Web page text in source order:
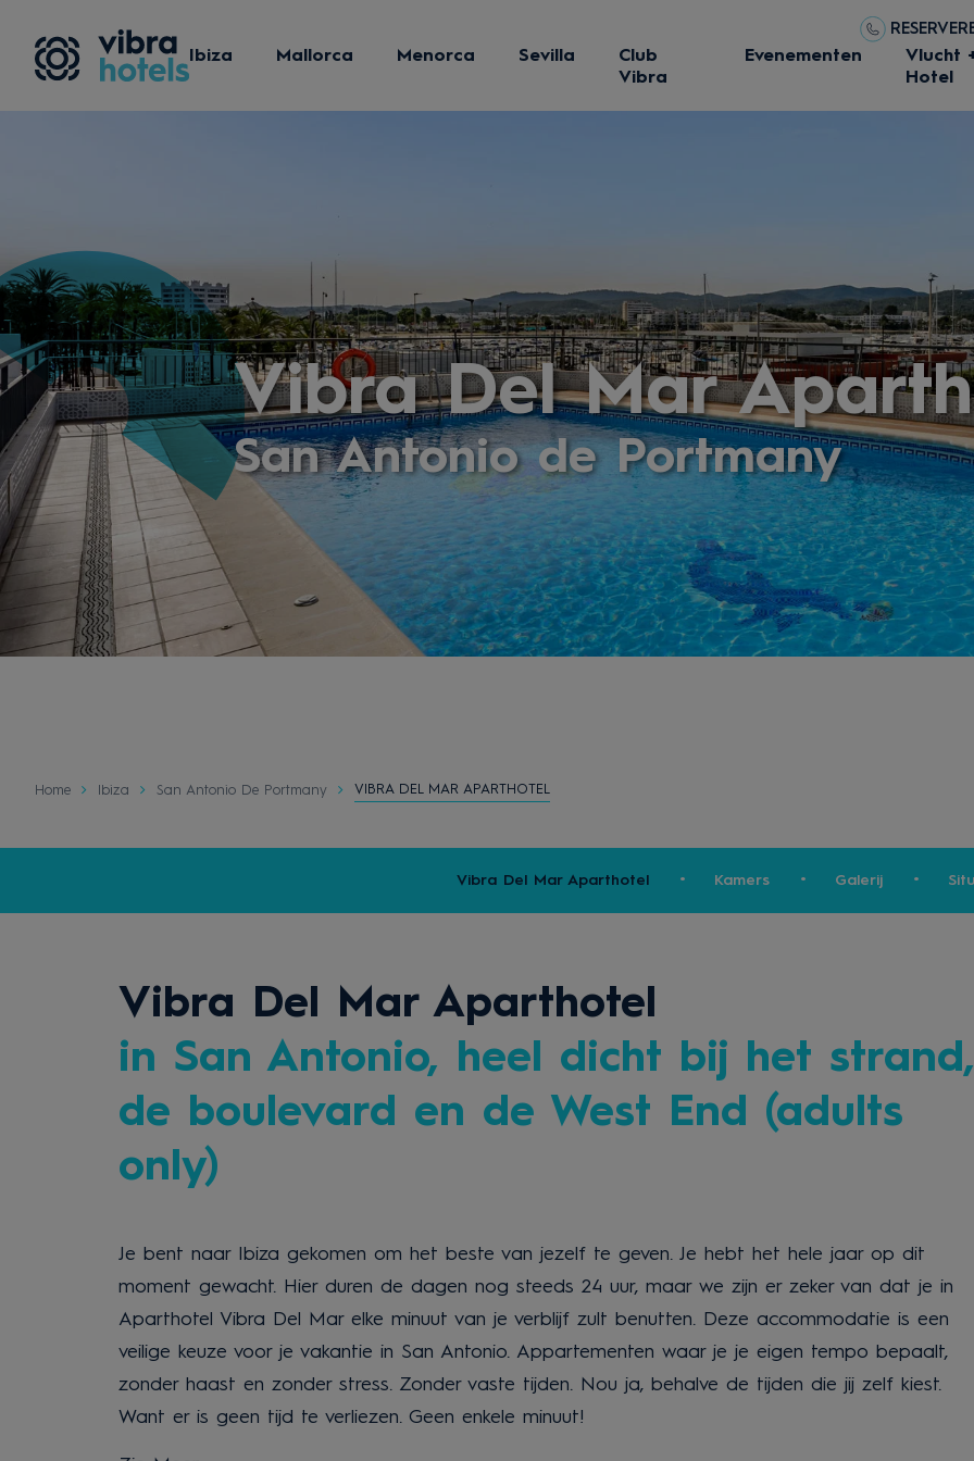
Ibiza Mallorca Menorca Sevilla
Club
Vibra
Evenementen
Vlucht
Hotel
Vibra Del Mar
San Antonio de Portmany
Home Ibiza San Antonio De Portmany VIBRA DEL MAR APARTHOTEL
Vibra Del Mar Aparthotel Kamers Galerij
Vibra Del Mar Aparthotel
in San Antonio, heel dicht bij het strand,
de boulevard en de West End (adults
only)
Je bent naar Ibiza gekomen om het beste van jezelf te geven. Je hebt het hele jaar op dit
moment gewacht. Hier duren de dagen nog steeds 24 uur, maar we zijn er zeker van dat je in
Aparthotel Vibra Del Mar elke minuut van je verblijf zult benutten. Deze accommodatie is een
veilige keuze voor je vakantie in San Antonio. Appartementen waar je je eigen tempo bepaalt,
zonder haast en zonder stress. Zonder vaste tijden. Nou ja, behalve de tijden die jij zelf kiest.
Want er is geen tijd te verliezen. Geen enkele minuut!